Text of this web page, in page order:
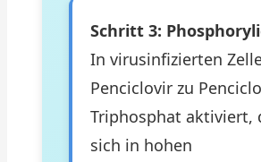
Schritt 3:
In virusinfizierten
Penciclovir zu
Triphosphat aktiviert,
sich in hohen